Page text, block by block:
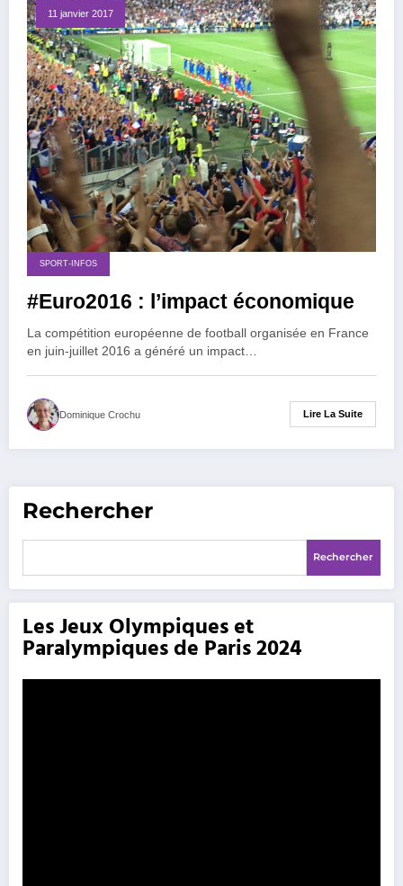
11 janvier 2017
SPORT-INFOS
#Euro2016 : l’impact économique
La compétition européenne de football organisée en France
en juin-juillet 2016 a généré un impact…
Dominique Crochu Lire La Suite
Rechercher
Rechercher
Les Jeux Olympiques et
Paralympiques de Paris 2024